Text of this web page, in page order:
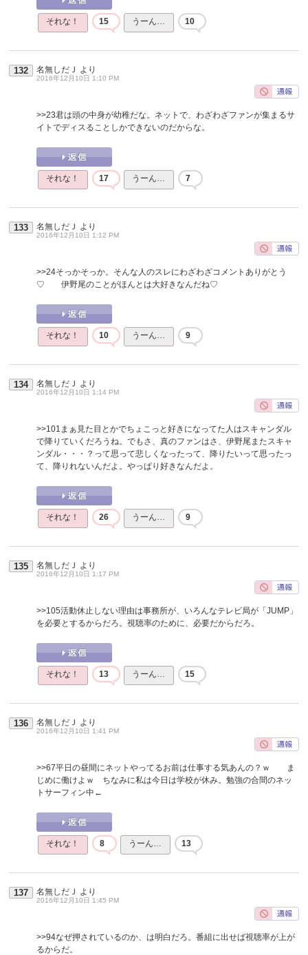
それな！ 15 うーん… 10
132 名無しだＪ より
2016年12月10日 1:10 PM
>>23君は頭の中身が幼稚だな。ネットで、わざわざファンが集まるサ
イトでディスることしかできないのだからな。
それな！ 17 うーん… 7
133 名無しだＪ より
2016年12月10日 1:12 PM
>>24そっかそっか。そんな人のスレにわざわざコメントありがとう
♡ 伊野尾のことがほんとは大好きなんだね♡
それな！ 10 うーん… 9
134 名無しだＪ より
2016年12月10日 1:14 PM
>>101 まぁ見た目とかでちょこっと好きになってた人はスキャンダル
で降りていくだろうね。でもさ、真のファンはさ、伊野尾またスキャ
ンダル・・・？って思って悲しくなったって、降りたいって思ったっ
て、降りれないんだよ。やっぱり好きなんだよ。
それな！ 26 うーん… 9
135 名無しだＪ より
2016年12月10日 1:17 PM
>>105活動休止しない理由は事務所が、いろんなテレビ局が「JUMP」
を必要とするからだろ。視聴率のために、必要だからだろ。
それな！ 13 うーん… 15
136 名無しだＪ より
2016年12月10日 1:41 PM
>>67平日の昼間にネットやってるお前は仕事する気あんの？ｗ ま
じめに働けよｗ ちなみに私は今日は学校が休み。勉強の合間のネッ
トサーフィン中←
それな！ 8 うーん… 13
137 名無しだＪ より
2016年12月10日 1:45 PM
>>94なぜ押されているのか、は明白だろ。番組に出せば視聴率が上が
るからだ。